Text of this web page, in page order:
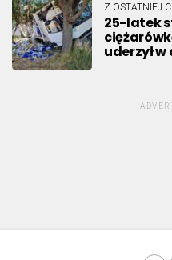
Z OSTATNIEJ
25-latek
uderzył